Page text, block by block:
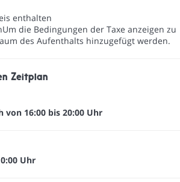
enthalten
Um die Bedingungen der Taxe anzeigen zu
des Aufenthalts hinzugefügt werden.
Zeitplan
von 16:00 bis 20:00 Uhr
Uhr